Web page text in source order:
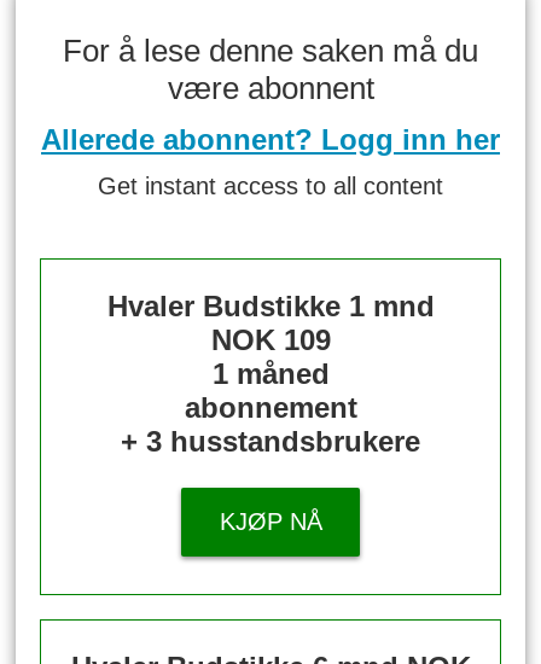
For å lese denne saken må du
være abonnent
Allerede abonnent? Logg inn her
Get instant access to all content
Hvaler Budstikke 1 mnd
NOK 109
1 måned
abonnement
+ 3 husstandsbrukere
KJØP NÅ